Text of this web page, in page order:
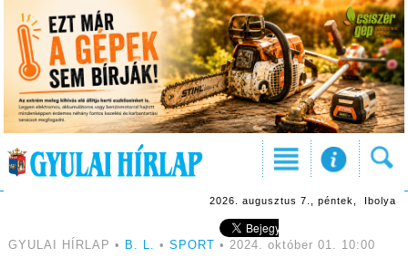
2026. augusztus 7., péntek, Ibolya
GYULAI HÍRLAP • B. L. • SPORT • 2024. október 01. 10:00